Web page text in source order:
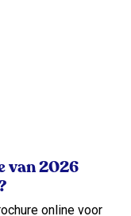
van 2026
online voor